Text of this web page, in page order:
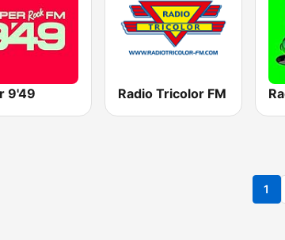
9'49 Radio Tricolor FM
1